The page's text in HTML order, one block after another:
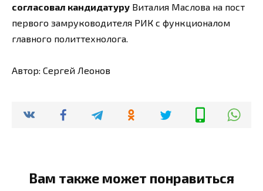
согласовал кандидатуру Виталия Маслова на пост
первого замруководителя РИК с функционалом
главного политтехнолога.
Автор: Сергей Леонов
Вам также может понравиться